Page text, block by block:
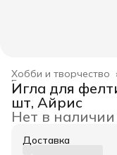
Хобби и творчество ›
Главная ›
Игла для
шт, Айрис
Нет в наличии
Доставка